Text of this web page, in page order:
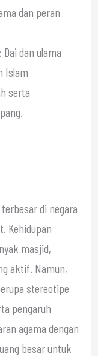
dan peran
Dai dan ulama
Islam
serta
di negara
Kehidupan
masjid,
aktif. Namun,
stereotipe
pengaruh
agama dengan
besar untuk